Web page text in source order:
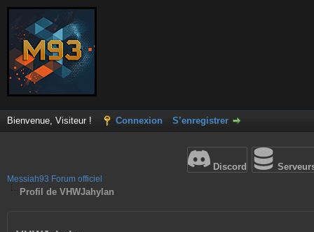
Bienvenue, Visiteur ! Connexion S’enregistrer
Discord
Messiah93 Forum officiel
Profil de VHWJahylan